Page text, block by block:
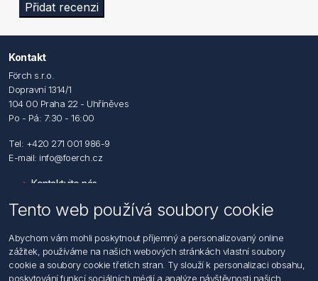
Přidat recenzi
Kontakt
Förch s.r.o.
Dopravní 1314/1
104 00 Praha 22 - Uhříněves
Po - Pá: 7:30 - 16:00
Tel: +420 271 001 986-9
E-mail: info@foerch.cz
Kontaktujte nás
Hledat
Dodržování předpisů
Zásady zpracování osobních údajů fyzických osob
Tento web používá soubory cookie
Abychom vám mohli poskytnout příjemný a personalizovaný online
zážitek, používáme na našich webových stránkách vlastní soubory
cookie a soubory cookie třetích stran. Ty slouží k personalizaci obsahu,
poskytování funkcí sociálních médií a analýze návštěvnosti našich